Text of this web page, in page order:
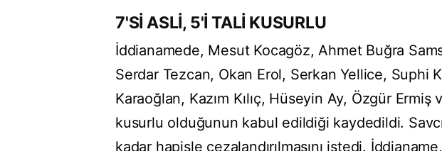
7'Sİ ASLİ, 5'İ TALİ KUSURLU
İddianamede, Mesut Kocagöz, Ahmet Buğra
Serdar Tezcan, Okan Erol, Serkan Yellice, Suphi
Karaoğlan, Kazım Kılıç, Hüseyin Ay, Özgür
kusurlu olduğunun kabul edildiği kaydedildi.
kadar hapisle cezalandırılmasını istedi.